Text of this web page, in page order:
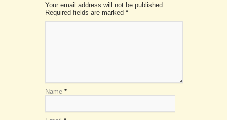
Your email address will not be published.
Required fields are marked *
Name *